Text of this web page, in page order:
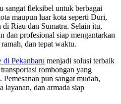
sangat fleksibel untuk berbagai
maupun luar kota seperti Duri,
Riau dan Sumatra. Selain itu,
dan profesional siap mengantarkan
dan tepat waktu.
di Pekanbaru menjadi solusi terbaik
rombongan yang
pun sangat mudah,
layanan, dan armada siap